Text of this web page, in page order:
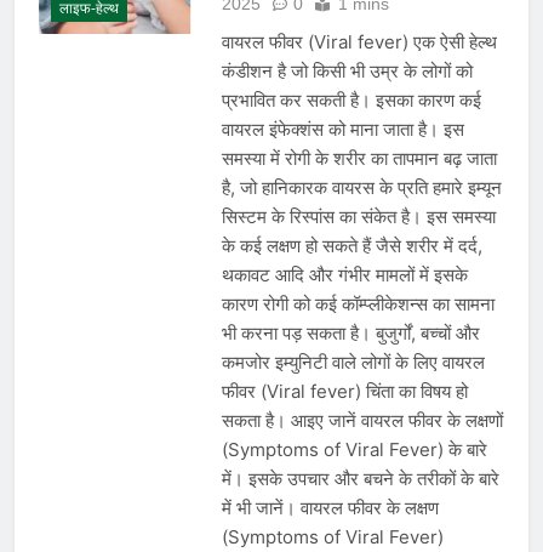
लाइफ-हेल्थ
वायरल फीवर (Viral fever) एक ऐसी हेल्थ
कंडीशन है जो किसी भी उम्र के लोगों को
प्रभावित कर सकती है। इसका कारण कई
वायरल इंफेक्शंस को माना जाता है। इस
समस्या में रोगी के शरीर का तापमान बढ़ जाता
है, जो हानिकारक वायरस के प्रति हमारे इम्यून
सिस्टम के रिस्पांस का संकेत है। इस समस्या
के कई लक्षण हो सकते हैं जैसे शरीर में दर्द,
थकावट आदि और गंभीर मामलों में इसके
कारण रोगी को कई कॉम्प्लीकेशन्स का सामना
भी करना पड़ सकता है। बुजुर्गों, बच्चों और
कमजोर इम्युनिटी वाले लोगों के लिए वायरल
फीवर (Viral fever) चिंता का विषय हो
सकता है। आइए जानें वायरल फीवर के लक्षणों
(Symptoms of Viral Fever) के बारे
में। इसके उपचार और बचने के तरीकों के बारे
में भी जानें। वायरल फीवर के लक्षण
(Symptoms of Viral Fever)